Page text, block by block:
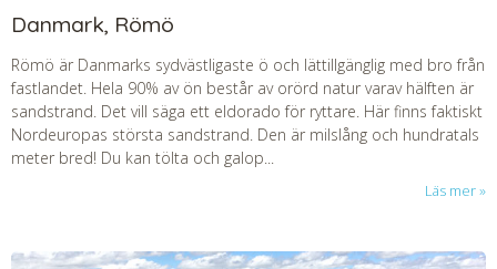
Danmark, Römö
Römö är Danmarks sydvästligaste ö och lättillgänglig med bro från
fastlandet. Hela 90% av ön består av orörd natur varav hälften är
sandstrand. Det vill säga ett eldorado för ryttare. Här finns faktiskt
Nordeuropas största sandstrand. Den är milslång och hundratals
meter bred! Du kan tölta och galop...
Läs mer